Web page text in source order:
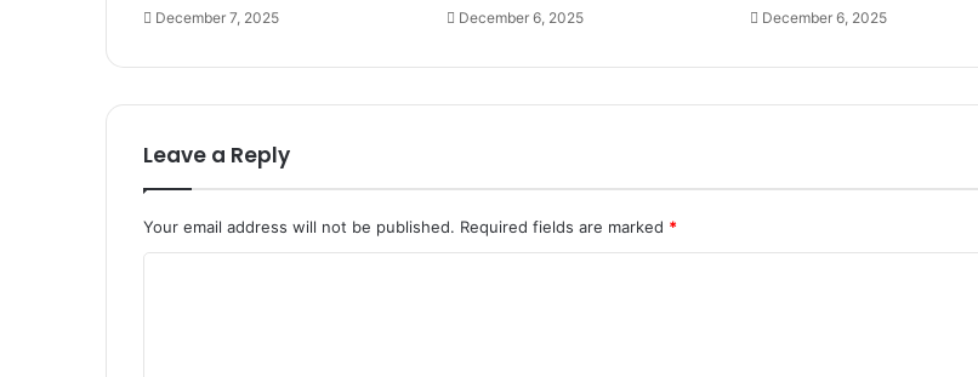
December 7, 2025 December 6, 2025 December 6, 2025
Leave a Reply
Your email address will not be published. Required fields are marked *